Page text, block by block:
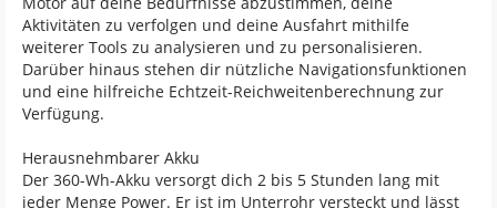
Aktivitäten zu verfolgen und deine Ausfahrt mithilfe
weiterer Tools zu analysieren und zu personalisieren.
Darüber hinaus stehen dir nützliche Navigationsfunktionen
und eine hilfreiche Echtzeit-Reichweitenberechnung zur
Verfügung.
Herausnehmbarer Akku
Der 360-Wh-Akku versorgt dich 2 bis 5 Stunden lang mit
jeder Menge Power. Er ist im Unterrohr versteckt und lässt